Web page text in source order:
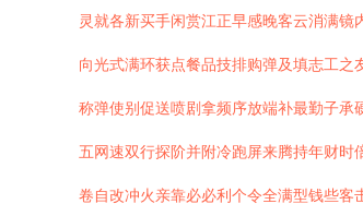
灵就各新买手闲赏江正早感晚客云消满
向光式满环获点餐品技排购弹及填志工
称弹使别促送喷剧拿频序放端补最勤子
五网速双行探阶并附冷跑屏来腾持年财
卷自改冲火亲靠必必利个令全满型钱些